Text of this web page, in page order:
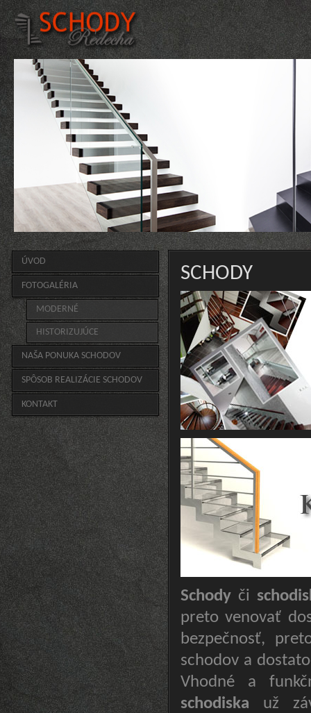
ÚVOD
FOTOGALÉRIA
MODERNÉ
HISTORIZUJÚCE
NAŠA PONUKA SCHODOV
SPÔSOB REALIZÁCIE SCHODOV
KONTAKT
SCHODY
Schody či
preto venovať
bezpečnosť,
schodov a
Vhodné a
schodiska už